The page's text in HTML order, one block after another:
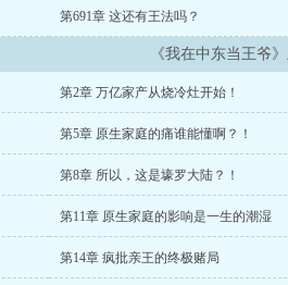
第691章 这还有王法吗？
《我在中东当王爷
第2章 万亿家产从烧冷灶开始！
第5章 原生家庭的痛谁能懂啊？！
第8章 所以，这是壕罗大陆？！
第11章 原生家庭的影响是一生的潮湿
第14章 疯批亲王的终极赌局